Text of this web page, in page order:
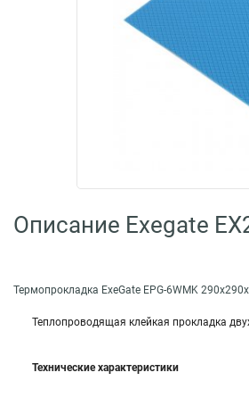
Описание Exegate
Термопрокладка ExeGate EPG-6WMK
Теплопроводящая клейкая прокладка
Технические характеристики